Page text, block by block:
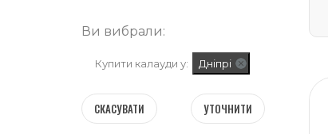
Ви вибрали:
Купити калауди у: Дніпрі
СКАСУВАТИ УТОЧНИТИ